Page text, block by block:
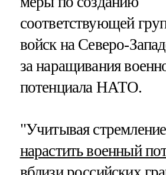
соответствующей
войск на Северо-
за наращивания
потенциала НАТО.
"Учитывая
нарастить военный